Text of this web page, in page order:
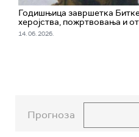
Годишњица завршетка
херојства, пожртвовања и
14. 06. 2026.
Прогноза